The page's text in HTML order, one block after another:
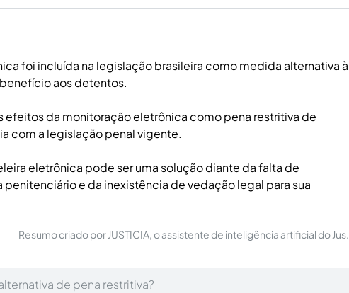
foi incluída na legislação brasileira como medida alternativa à
aos detentos.
efeitos da monitoração eletrônica como pena restritiva de
com a legislação penal vigente.
eletrônica pode ser uma solução diante da falta de
e da inexistência de vedação legal para sua
Resumo criado por JUSTICIA, o assistente de inteligência artificial do Jus.
de pena restritiva?